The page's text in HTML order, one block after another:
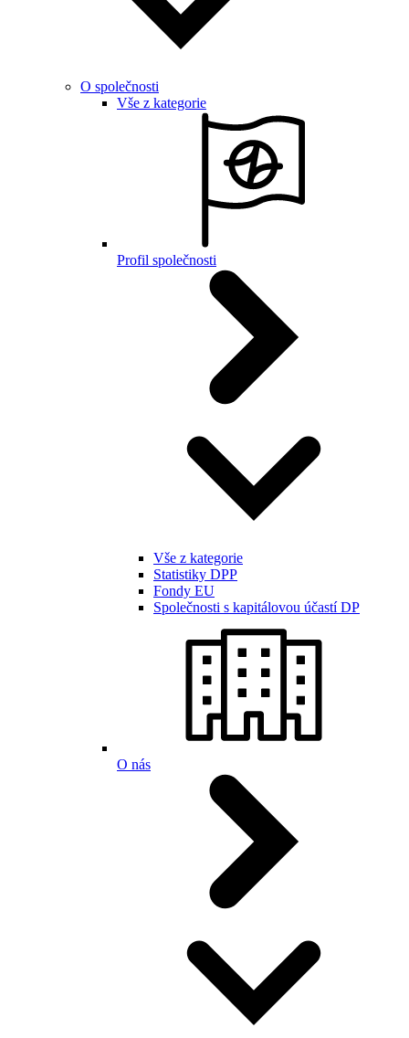
O společnosti
Vše z kategorie
Profil společnosti
Vše z kategorie
Statistiky DPP
Fondy EU
Společnosti s kapitálovou účastí DP
O nás